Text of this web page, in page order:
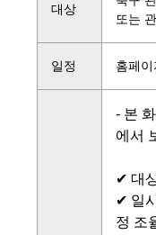
대상
또는
일정 홈페
- 본
에서
✔ 대
✔ 일
정 조